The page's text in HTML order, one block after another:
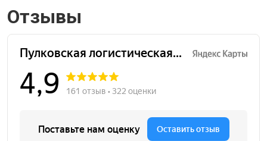
Отзывы